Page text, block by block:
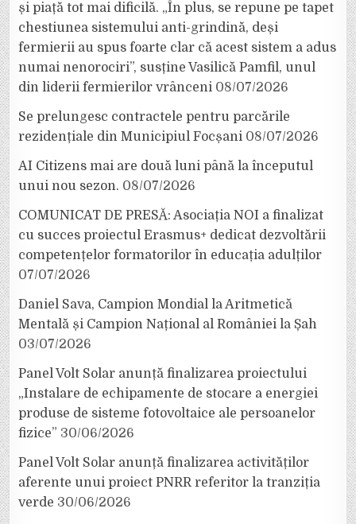
și piață tot mai dificilă. „În plus, se repune pe tapet
chestiunea sistemului anti-grindină, deși
fermierii au spus foarte clar că acest sistem a adus
numai nenorociri”, susține Vasilică Pamfil, unul
din liderii fermierilor vrânceni 08/07/2026
Se prelungesc contractele pentru parcările
rezidențiale din Municipiul Focșani 08/07/2026
AI Citizens mai are două luni până la începutul
unui nou sezon. 08/07/2026
COMUNICAT DE PRESĂ: Asociația NOI a finalizat
cu succes proiectul Erasmus+ dedicat dezvoltării
competențelor formatorilor în educația adulților
07/07/2026
Daniel Sava, Campion Mondial la Aritmetică
Mentală și Campion Național al României la Șah
03/07/2026
Panel Volt Solar anunță finalizarea proiectului
„Instalare de echipamente de stocare a energiei
produse de sisteme fotovoltaice ale persoanelor
fizice” 30/06/2026
Panel Volt Solar anunță finalizarea activităților
aferente unui proiect PNRR referitor la tranziția
verde 30/06/2026